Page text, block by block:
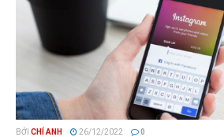
BỞI CHÍ ANH 26/12/2022 0